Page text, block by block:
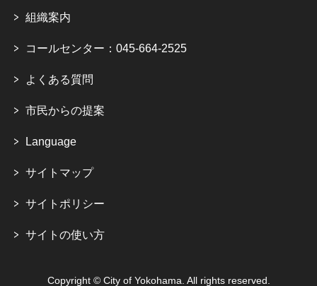
組織案内
コールセンター：045-664-2525
よくある質問
市民からの提案
Language
サイトマップ
サイトポリシー
サイトの使い方
Copyright © City of Yokohama. All rights reserved.